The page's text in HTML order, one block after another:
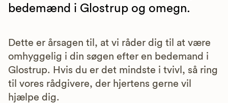
bedemænd i Glostrup og omegn.
Dette er årsagen til, at vi råder dig til at være
omhyggelig i din søgen efter en bedemand i
Glostrup. Hvis du er det mindste i tvivl, så ring
til vores rådgivere, der hjertens gerne vil
hjælpe dig.